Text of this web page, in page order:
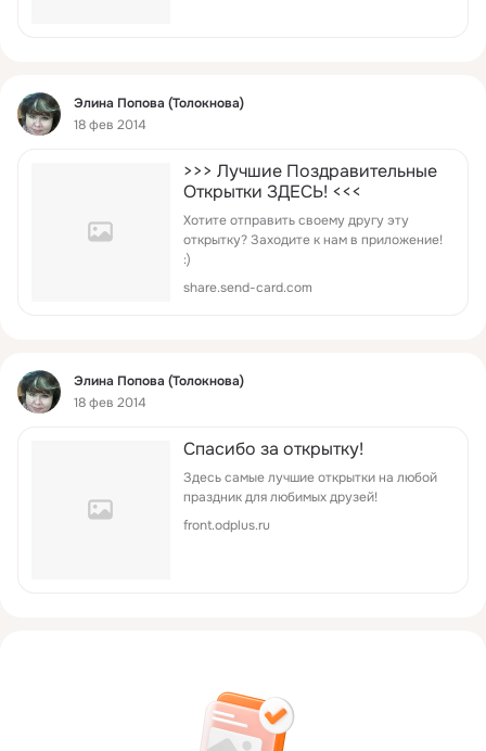
Фид
Элина Попова (Толокнова)
18 фев 2014
>>> Лучшие Поздравительные
Открытки ЗДЕСЬ! <<<
Хотите отправить своему другу эту
открытку? Заходите к нам в приложение!
:)
share.send-card.com
Фид
Элина Попова (Толокнова)
18 фев 2014
Спасибо за открытку!
Здесь самые лучшие открытки на любой
праздник для любимых друзей!
front.odplus.ru